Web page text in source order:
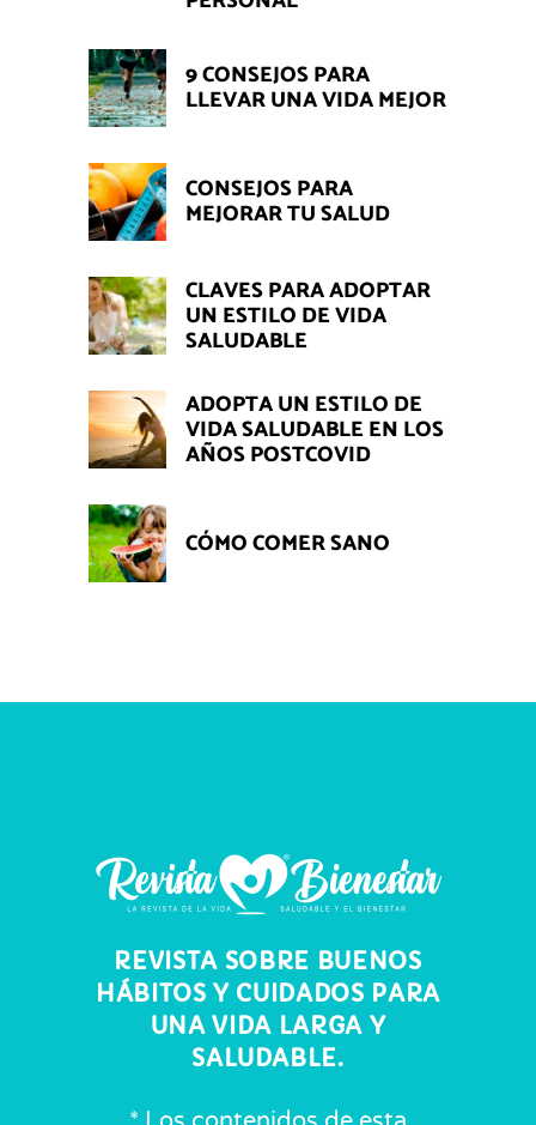
9 CONSEJOS PARA
LLEVAR UNA VIDA MEJOR
CONSEJOS PARA
MEJORAR TU SALUD
CLAVES PARA ADOPTAR
UN ESTILO DE VIDA
SALUDABLE
ADOPTA UN ESTILO DE
VIDA SALUDABLE EN LOS
AÑOS POSTCOVID
CÓMO COMER SANO
REVISTA SOBRE BUENOS
HÁBITOS Y CUIDADOS PARA
UNA VIDA LARGA Y
SALUDABLE.